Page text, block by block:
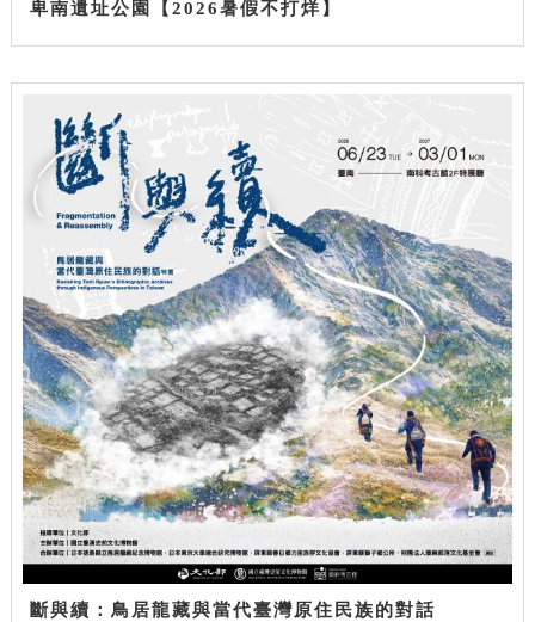
卑南遺址公園【2026暑假不打烊】
斷與續：鳥居龍藏與當代臺灣原住民族的對話